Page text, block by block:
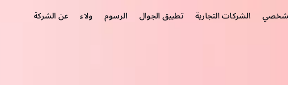
الشركات التجارية تطبيق الجوال الرسوم ولاء عن الشركة